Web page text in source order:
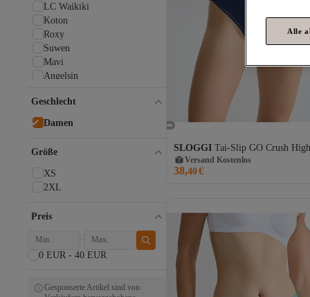
SLOGGI Tai-Slip GO Crush
Gratis Versand
Versand Kostenlos
38,40€
LC Waikiki
Koton
Roxy
Suwen
Mavi
Angelsin
AYYILDIZ
LILYROSE
Pierre Cardin
Guess
C&CITY
Triumph
SLOGGI
Açelya Okcu
Aykum Mayo
Geschlecht
Damen
Größe
XS
2XL
Preis
0 EUR - 40 EUR
Gesponserte Artikel sind von
Alle